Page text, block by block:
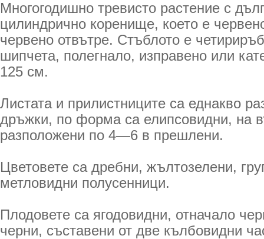
Многогодишно тревисто растение с
цилиндрично коренище, което е
червено отвътре. Стъблото е
шипчета, полегнало, изправено или
125 см.
Листата и прилистниците са еднакво
дръжки, по форма са елипсовидни, на
разположени по 4—6 в прешлени.
Цветовете са дребни, жълтозелени,
метловидни полусенници.
Плодовете са ягодовидни, отначало
черни, съставени от две кълбовидни